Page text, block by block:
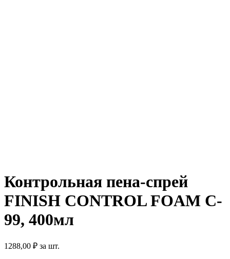
Контрольная пена-спрей
FINISH CONTROL FOAM C-
99, 400мл
1288,00 ₽ за шт.